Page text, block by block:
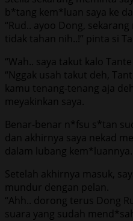
b*tang kem*luan saya ke
“Rud.. ayoo Dong,
tidak tahan nih..!” pinta si
“Wah.. saya takut kalo
“Nggak usah takut deh,
kamu tenang-tenang aja
meyakinkan saya.
Benar-benar n*fsu s*tan
dan akhirnya saya nekad
dalam lubang
Setelah akhirnya masuk,
mundur dengan pelan.
“Ahh.. dorong terus Dong
suara yang sudah